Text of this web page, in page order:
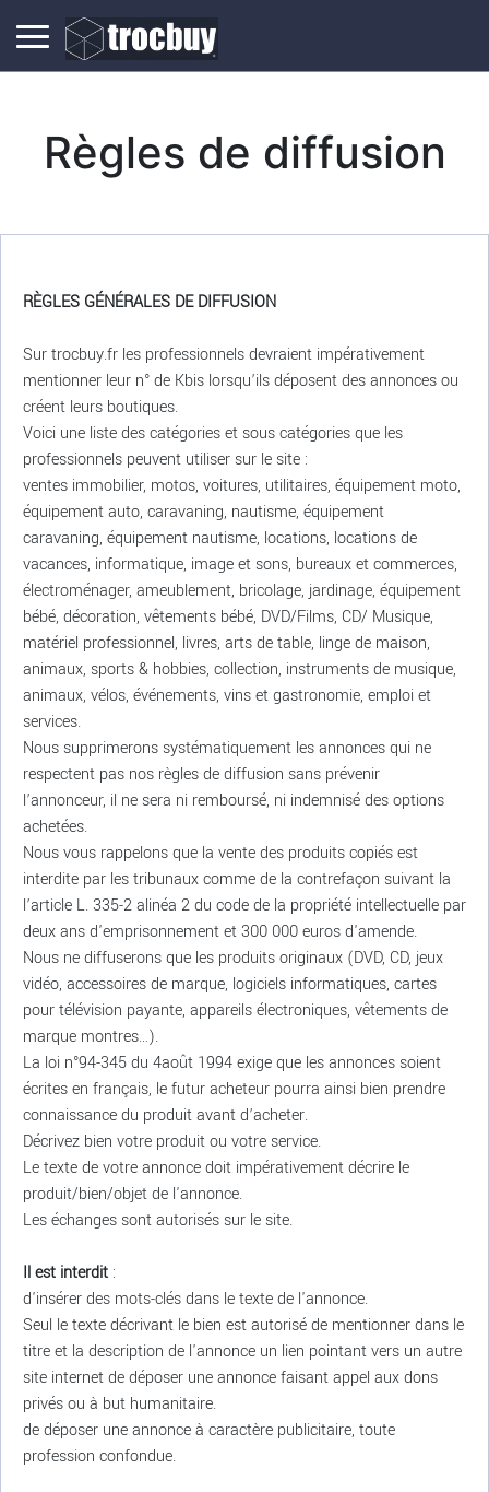
Règles de diffusion
RÈGLES GÉNÉRALES DE DIFFUSION
Sur trocbuy.fr les professionnels devraient impérativement
mentionner leur n° de Kbis lorsqu’ils déposent des annonces ou
créent leurs boutiques.
Voici une liste des catégories et sous catégories que les
professionnels peuvent utiliser sur le site :
ventes immobilier, motos, voitures, utilitaires, équipement moto,
équipement auto, caravaning, nautisme, équipement
caravaning, équipement nautisme, locations, locations de
vacances, informatique, image et sons, bureaux et commerces,
électroménager, ameublement, bricolage, jardinage, équipement
bébé, décoration, vêtements bébé, DVD/Films, CD/ Musique,
matériel professionnel, livres, arts de table, linge de maison,
animaux, sports & hobbies, collection, instruments de musique,
animaux, vélos, événements, vins et gastronomie, emploi et
services.
Nous supprimerons systématiquement les annonces qui ne
respectent pas nos règles de diffusion sans prévenir
l’annonceur, il ne sera ni remboursé, ni indemnisé des options
achetées.
Nous vous rappelons que la vente des produits copiés est
interdite par les tribunaux comme de la contrefaçon suivant la
l’article L. 335-2 alinéa 2 du code de la propriété intellectuelle par
deux ans d'emprisonnement et 300 000 euros d'amende.
Nous ne diffuserons que les produits originaux (DVD, CD, jeux
vidéo, accessoires de marque, logiciels informatiques, cartes
pour télévision payante, appareils électroniques, vêtements de
marque montres…).
La loi n°94-345 du 4août 1994 exige que les annonces soient
écrites en français, le futur acheteur pourra ainsi bien prendre
connaissance du produit avant d’acheter.
Décrivez bien votre produit ou votre service.
Le texte de votre annonce doit impérativement décrire le
produit/bien/objet de l'annonce.
Les échanges sont autorisés sur le site.
Il est interdit :
d'insérer des mots-clés dans le texte de l'annonce.
Seul le texte décrivant le bien est autorisé de mentionner dans le
titre et la description de l'annonce un lien pointant vers un autre
site internet de déposer une annonce faisant appel aux dons
privés ou à but humanitaire.
de déposer une annonce à caractère publicitaire, toute
profession confondue.